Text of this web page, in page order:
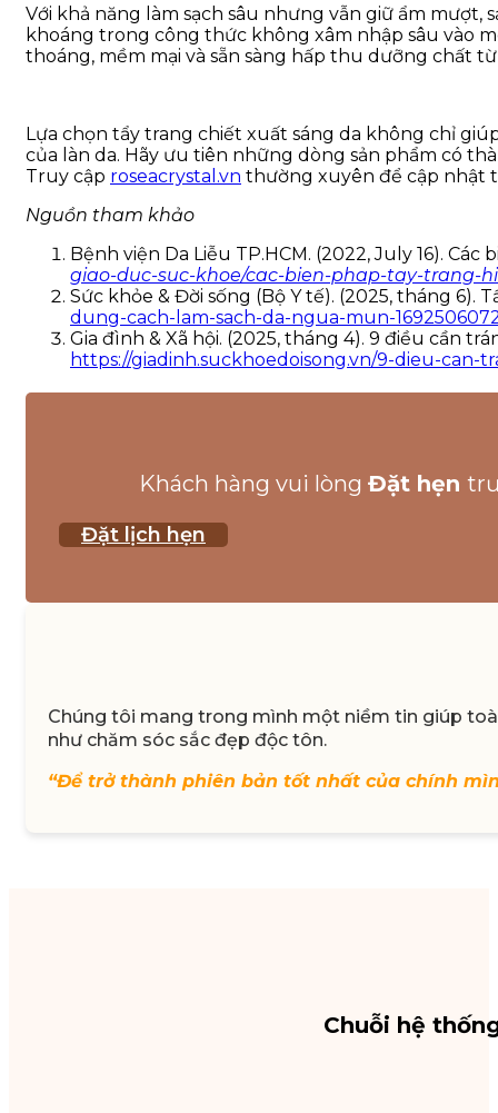
Với khả năng làm sạch sâu nhưng vẫn giữ ẩm
khoáng trong công thức không xâm nhập sâu vào
thoáng, mềm mại và sẵn sàng hấp thu dưỡng chất
Lựa chọn tẩy trang chiết xuất sáng da không chỉ
của làn da. Hãy ưu tiên những dòng sản phẩm có
Truy cập roseacrystal.vn thường xuyên để cập nhật
Nguồn tham khảo
Bệnh viện Da Liễu TP.HCM. (2022, July 16).
giao-duc-suc-khoe/cac-bien-phap-tay-trang-
Sức khỏe & Đời sống (Bộ Y tế). (2025, tháng 6).
dung-cach-lam-sach-da-ngua-mun-
Gia đình & Xã hội. (2025, tháng 4). 9 điều cần
https://giadinh.suckhoedoisong.vn/9-dieu-can-
Khách hàng vui lòng Đặt hẹn
Đặt lịch hẹn
Chúng tôi mang trong mình một niềm tin giúp
như chăm sóc sắc đẹp độc tôn.
“Để trở thành phiên bản tốt nhất của chính
Chuỗi hệ